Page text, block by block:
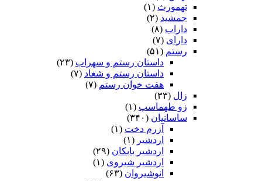
تهمورث (۱)
جمشید (۲)
داراب (۸)
دارای (۷)
رستم (۵۱)
داستان رستم و سهراب (۲۳)
داستان رستم و شغاد (۷)
هفت خوان رستم‏ (۷)
زال (۳۳)
زو طهماسپ‏ (۱)
ساسانیان (۳۴۰)
آزرم دخت (۱)
اردشیر (۱)
اردشیر بابکان (۲۹)
اردشیر شیروی (۱)
انوشیروان (۶۳)